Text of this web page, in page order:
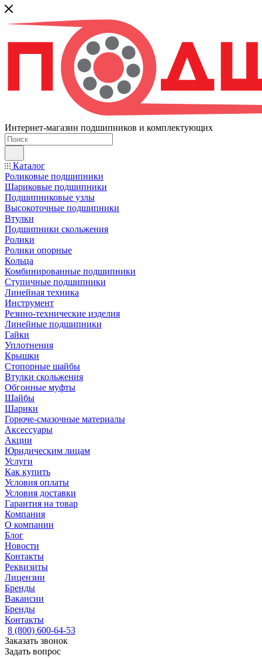
Интернет-магазин подшипников и комплектующих
Каталог
Роликовые подшипники
Шариковые подшипники
Подшипниковые узлы
Высокоточные подшипники
Втулки
Подшипники скольжения
Ролики
Ролики опорные
Кольца
Комбинированные подшипники
Ступичные подшипники
Линейная техника
Инструмент
Резино-технические изделия
Линейные подшипники
Гайки
Уплотнения
Крышки
Стопорные шайбы
Втулки скольжения
Обгонные муфты
Шайбы
Шарики
Горюче-смазочные материалы
Аксессуары
Акции
Юридическим лицам
Услуги
Как купить
Условия оплаты
Условия доставки
Гарантия на товар
Компания
О компании
Блог
Новости
Контакты
Реквизиты
Лицензии
Бренды
Вакансии
Бренды
Контакты
8 (800) 600-64-53
Заказать звонок
Задать вопрос